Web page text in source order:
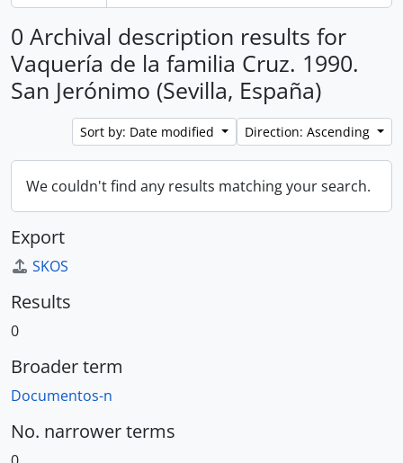
0 Archival description results for
Vaquería de la familia Cruz. 1990.
San Jerónimo (Sevilla, España)
Sort by: Date modified Direction: Ascending
We couldn't find any results matching your search.
Export
SKOS
Results
0
Broader term
Documentos-n
No. narrower terms